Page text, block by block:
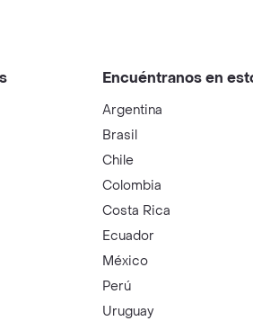
Encuéntranos en
Argentina
Brasil
Chile
Colombia
Costa Rica
Ecuador
México
Perú
Uruguay